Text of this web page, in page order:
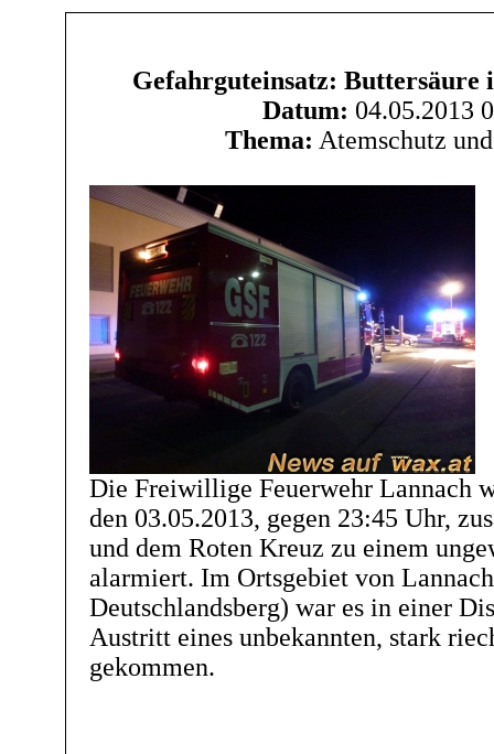
Gefahrguteinsatz: Buttersäure
Datum: 04.05.2013
Thema: Atemschutz
Die Freiwillige Feuerwehr Lannach
den 03.05.2013, gegen 23:45 Uhr,
und dem Roten Kreuz zu einem
alarmiert. Im Ortsgebiet von
Deutschlandsberg) war es in einer
Austritt eines unbekannten, stark
gekommen.